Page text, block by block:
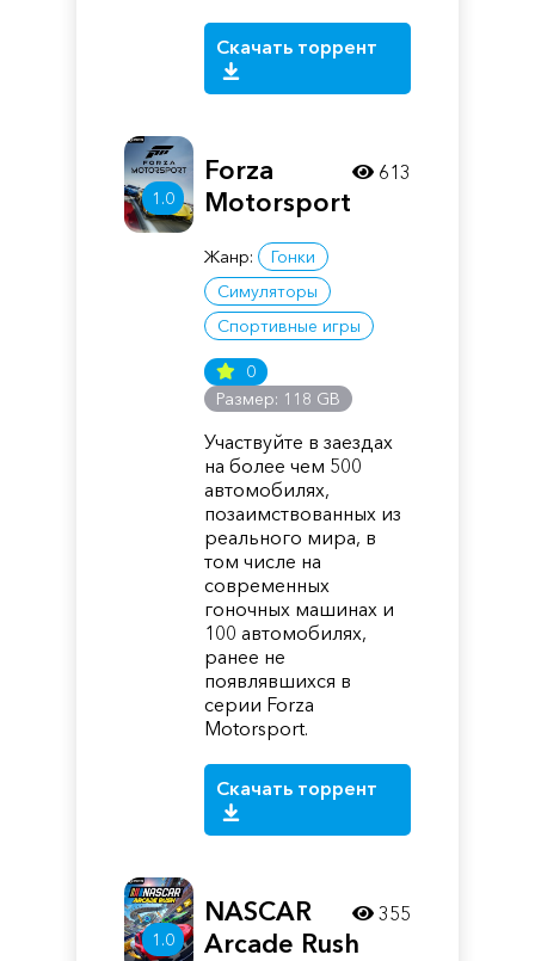
Скачать торрент
1.0
Forza
Motorsport
Жанр:
Гонки
Симуляторы
Спортивные игры
0
Размер: 118 GB
Участвуйте в заездах
на более чем 500
автомобилях,
позаимствованных из
реального мира, в
том числе на
современных
гоночных машинах и
100 автомобилях,
ранее не
появлявшихся в
серии Forza
Motorsport.
Скачать торрент
613
1.0
NASCAR
Arcade Rush
355